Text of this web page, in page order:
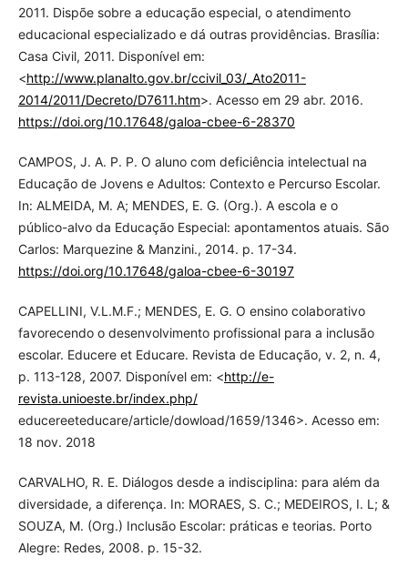
2011. Dispõe sobre a educação especial, o atendimento
educacional especializado e dá outras providências. Brasília:
Casa Civil, 2011. Disponível em:
<http://www.planalto.gov.br/ccivil_03/_Ato2011-
2014/2011/Decreto/D7611.htm>. Acesso em 29 abr. 2016.
https://doi.org/10.17648/galoa-cbee-6-28370
CAMPOS, J. A. P. P. O aluno com deficiência intelectual na
Educação de Jovens e Adultos: Contexto e Percurso Escolar.
In: ALMEIDA, M. A; MENDES, E. G. (Org.). A escola e o
público-alvo da Educação Especial: apontamentos atuais. São
Carlos: Marquezine & Manzini., 2014. p. 17-34.
https://doi.org/10.17648/galoa-cbee-6-30197
CAPELLINI, V.L.M.F.; MENDES, E. G. O ensino colaborativo
favorecendo o desenvolvimento profissional para a inclusão
escolar. Educere et Educare. Revista de Educação, v. 2, n. 4,
p. 113-128, 2007. Disponível em: <http://e-
revista.unioeste.br/index.php/
educereeteducare/article/dowload/1659/1346>. Acesso em:
18 nov. 2018
CARVALHO, R. E. Diálogos desde a indisciplina: para além da
diversidade, a diferença. In: MORAES, S. C.; MEDEIROS, I. L; &
SOUZA, M. (Org.) Inclusão Escolar: práticas e teorias. Porto
Alegre: Redes, 2008. p. 15-32.